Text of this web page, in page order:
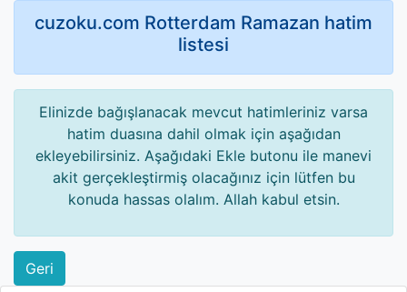
cuzoku.com Rotterdam Ramazan hatim
listesi
Elinizde bağışlanacak mevcut hatimleriniz varsa
hatim duasına dahil olmak için aşağıdan
ekleyebilirsiniz. Aşağıdaki Ekle butonu ile manevi
akit gerçekleştirmiş olacağınız için lütfen bu
konuda hassas olalım. Allah kabul etsin.
Geri